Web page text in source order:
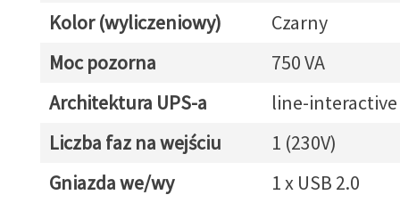
Kolor (wyliczeniowy)
Czarny
Moc pozorna
750 VA
Architektura UPS-a
line-interactive
Liczba faz na wejściu
1 (230V)
Gniazda we/wy
1 x USB 2.0